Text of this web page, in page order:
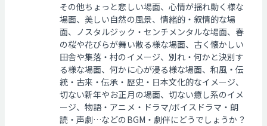
その他ちょっと悲しい場面、心情が揺れ動く様な
場面、美しい自然の風景、情緒的・叙情的な場
面、ノスタルジック・センチメンタルな場面、春
の桜や花びらが舞い散る様な場面、古く懐かしい
田舎や集落・村のイメージ、別れ・何かと決別す
る様な場面、何かに心が浸る様な場面、和風・伝
統・古来・伝承・歴史・日本文化的なイメージ、
切ない新年やお正月の場面、切ない癒し系のイメ
ージ、物語・アニメ・ドラマ/ボイスドラマ・朗
読・声劇…などのBGM・劇伴にどうでしょうか？